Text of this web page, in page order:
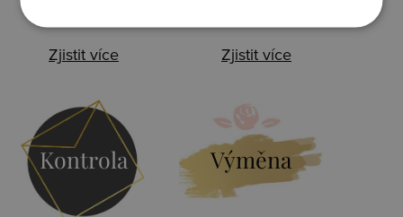
Zjistit více Zjistit více
Kontrola Výměna